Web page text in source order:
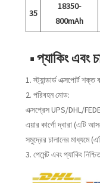
35
18350-
800mAh
■ প্যাকিং এবং
1. স্ট্যান্ডার্ড এক্সপোর্ট
2. পরিবহন মোড:
এক্সপ্রেস UPS/DHL/
এয়ার কার্গো দ্বারা (এটি
সমুদ্রের চালানের মাধ্যমে
3. পেমেন্ট এবং প্যাকিং